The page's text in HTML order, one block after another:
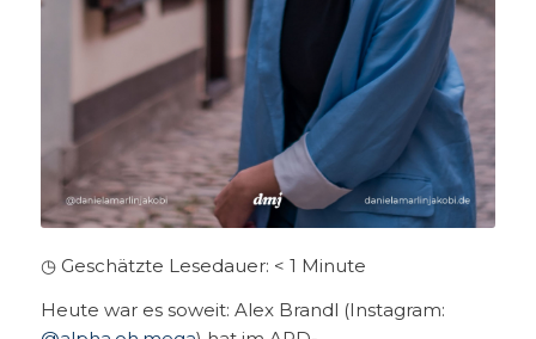
◷ Geschätzte Lesedauer: < 1 Minute
Heute war es soweit: Alex Brandl (Instagram: